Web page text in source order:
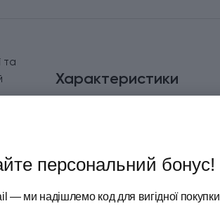
та
Характеристики
персональний бонус!
— ми надішлемо код для вигідної покупки